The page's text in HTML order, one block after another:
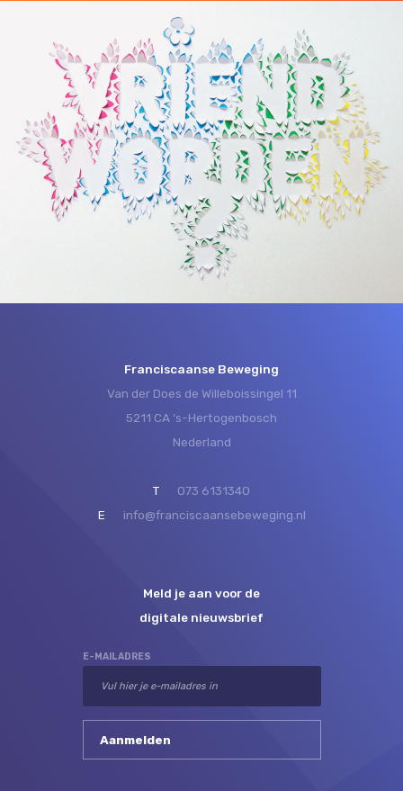
Franciscaanse Beweging
Van der Does de Willeboissingel 11
5211 CA ‘s-Hertogenbosch
Nederland
T
073 6131340
E
info@franciscaansebeweging.nl
Meld je aan voor de
digitale nieuwsbrief
E-MAILADRES